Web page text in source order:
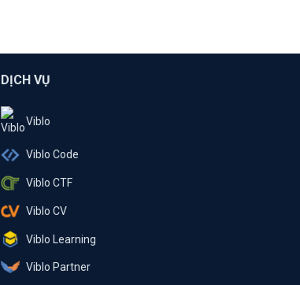
DỊCH VỤ
Viblo
Viblo Code
Viblo CTF
Viblo CV
Viblo Learning
Viblo Partner